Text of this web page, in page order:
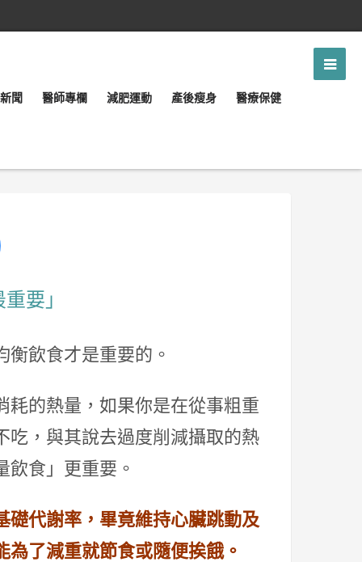
聞 醫師專欄 減肥運動 產後瘦身 醫療保健
要」
飲食才是重要的。
耗的熱量，如果你是在從事粗重
吃，與其說去過度削減攝取的熱
飲食」更重要。
礎代謝率，畢竟維持心臟跳動及
了減重就節食或隨便挨餓。